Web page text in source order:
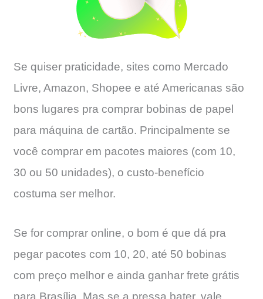
Se quiser praticidade, sites como Mercado
Livre, Amazon, Shopee e até Americanas são
bons lugares pra comprar bobinas de papel
para máquina de cartão. Principalmente se
você comprar em pacotes maiores (com 10,
30 ou 50 unidades), o custo-benefício
costuma ser melhor.
Se for comprar online, o bom é que dá pra
pegar pacotes com 10, 20, até 50 bobinas
com preço melhor e ainda ganhar frete grátis
para Brasília. Mas se a pressa bater, vale